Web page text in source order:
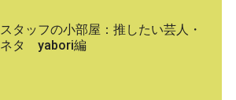
スタッフの小部屋：推したい芸人・
ネタ yabori編